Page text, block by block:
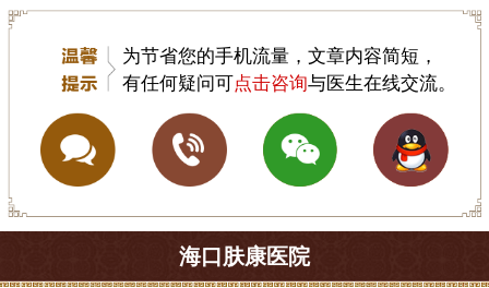
为节省您的手机流量，文章内容简短，
有任何疑问可点击咨询与医生在线交流。
海口肤康医院